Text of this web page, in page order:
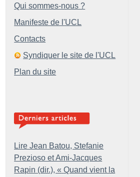
Qui sommes-nous ?
Manifeste de l'UCL
Contacts
Syndiquer le site de l'UCL
Plan du site
Lire Jean Batou, Stefanie
Prezioso et Ami-Jacques
Rapin (dir.), « Quand vient la